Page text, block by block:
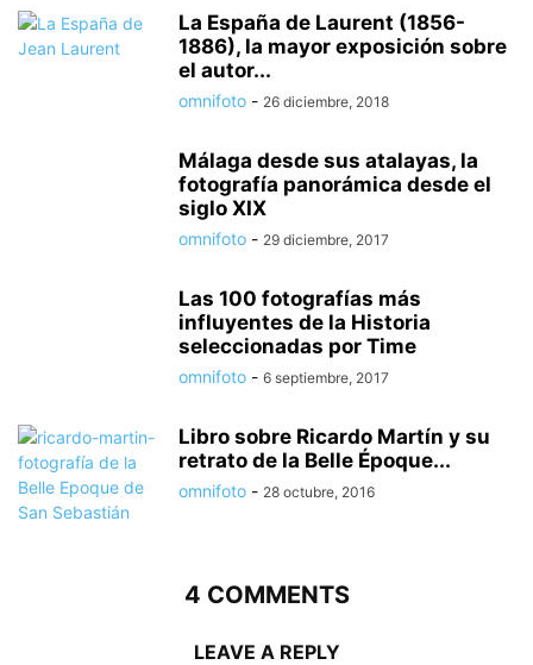
La España de Laurent (1856-
1886), la mayor exposición sobre
el autor...
omnifoto - 26 diciembre, 2018
Málaga desde sus atalayas, la
fotografía panorámica desde el
siglo XIX
omnifoto - 29 diciembre, 2017
Las 100 fotografías más
influyentes de la Historia
seleccionadas por Time
omnifoto - 6 septiembre, 2017
Libro sobre Ricardo Martín y su
retrato de la Belle Époque...
omnifoto - 28 octubre, 2016
4 COMMENTS
LEAVE A REPLY